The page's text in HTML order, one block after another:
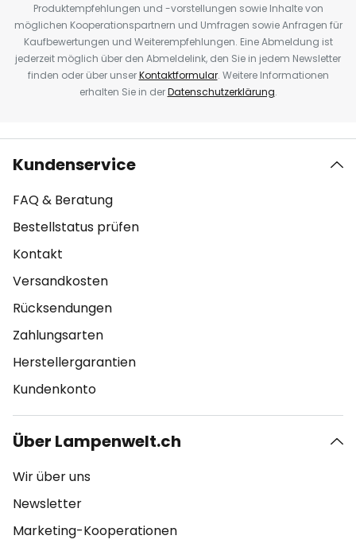
Produktempfehlungen und -vorstellungen sowie Inhalte von
möglichen Kooperationspartnern und Umfragen sowie Anfragen für
Kaufbewertungen und Weiterempfehlungen. Eine Abmeldung ist
jederzeit möglich über den Abmeldelink, den Sie in jedem Newsletter
finden oder über unserKontaktformular. Weitere Informationen
erhalten Sie in derDatenschutzerklärung.
Kundenservice
FAQ & Beratung
Bestellstatus prüfen
Kontakt
Versandkosten
Rücksendungen
Zahlungsarten
Herstellergarantien
Kundenkonto
Über Lampenwelt.ch
Wir über uns
Newsletter
Marketing-Kooperationen